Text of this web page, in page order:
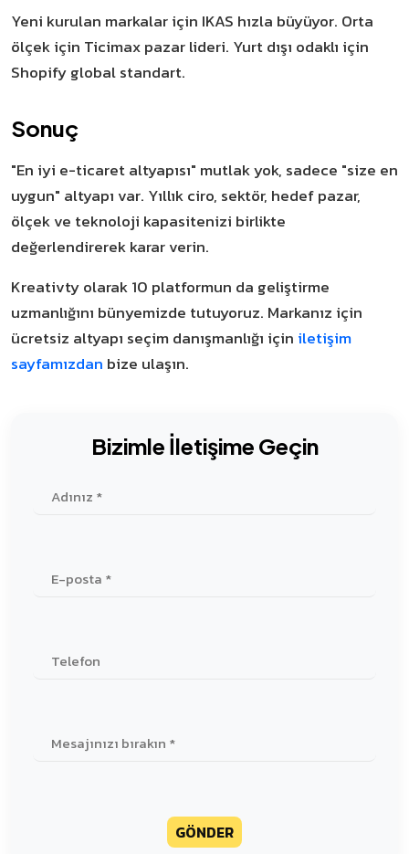
Yeni kurulan markalar için IKAS hızla büyüyor. Orta
ölçek için Ticimax pazar lideri. Yurt dışı odaklı için
Shopify global standart.
Sonuç
"En iyi e-ticaret altyapısı" mutlak yok, sadece "size en
uygun" altyapı var. Yıllık ciro, sektör, hedef pazar,
ölçek ve teknoloji kapasitenizi birlikte
değerlendirerek karar verin.
Kreativty olarak 10 platformun da geliştirme
uzmanlığını bünyemizde tutuyoruz. Markanız için
ücretsiz altyapı seçim danışmanlığı için iletişim
sayfamızdan bize ulaşın.
Bizimle İletişime Geçin
GÖNDER